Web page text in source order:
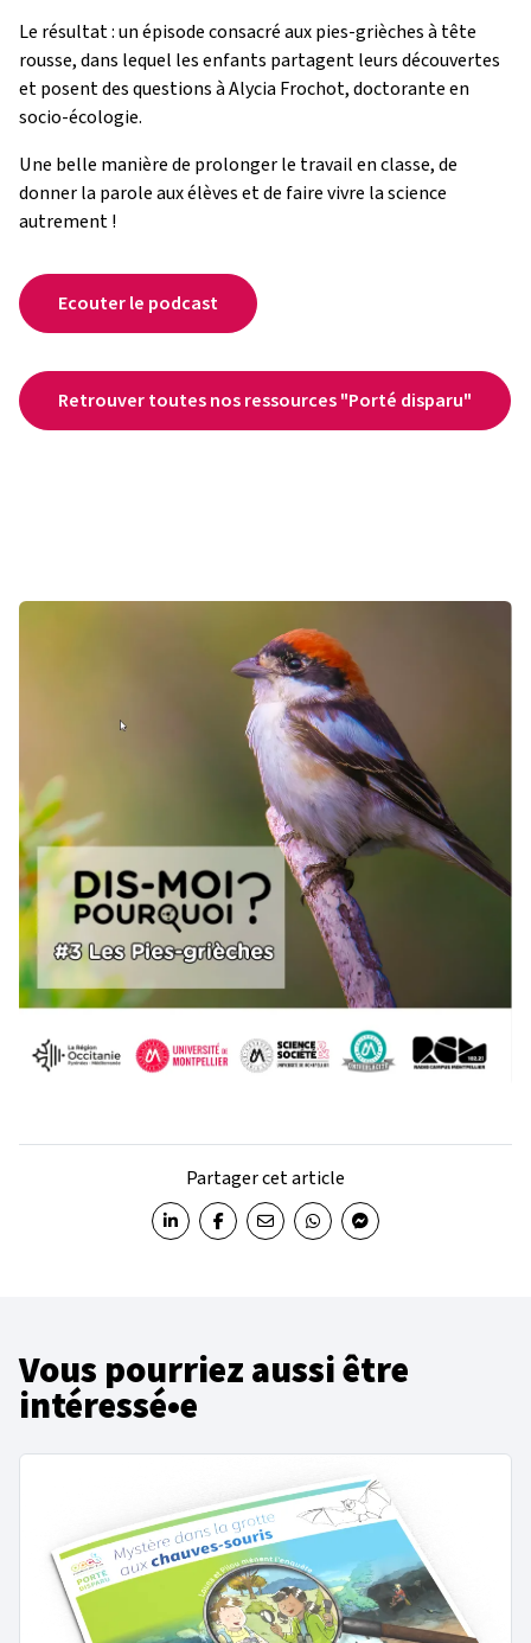
Le résultat : un épisode consacré aux pies-grièches à tête
rousse, dans lequel les enfants partagent leurs découvertes
et posent des questions à Alycia Frochot, doctorante en
socio-écologie.
Une belle manière de prolonger le travail en classe, de
donner la parole aux élèves et de faire vivre la science
autrement !
Ecouter le podcast
Retrouver toutes nos ressources "Porté disparu"
Partager cet article
Partager sur LinkedIn
Partager sur Facebook
Partager par email
Partager sur WhatsApp
Partager sur Messenger
Vous pourriez aussi être
intéressé•e